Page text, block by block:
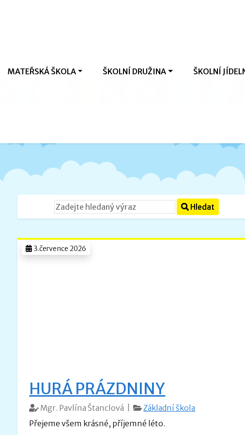
MATEŘSKÁ ŠKOLA ŠKOLNÍ DRUŽINA ŠKOLNÍ
Hledat
3.července 2026
HURÁ PRÁZDNINY
Mgr. Pavlína Štanclová |
Základní škola
Přejeme všem krásné, příjemné léto.